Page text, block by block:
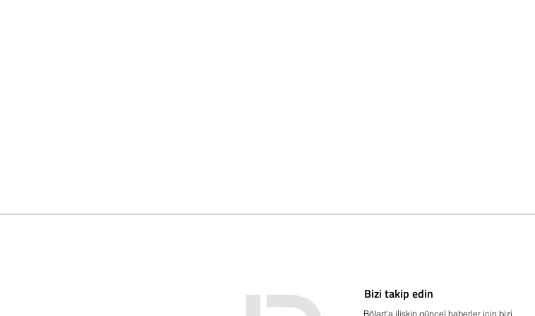
Bizi takip edin
Bölart'a ilişkin güncel haberler için bizi